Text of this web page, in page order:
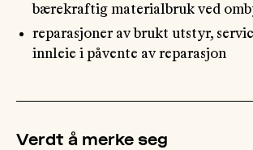
bærekraftig materialbruk ved
reparasjoner av brukt utstyr,
innleie i påvente av reparasjon
Verdt å merke seg